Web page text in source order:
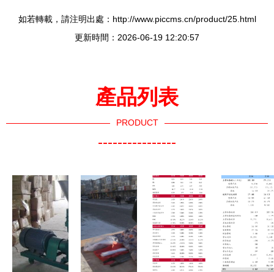
如若轉載，請注明出處：http://www.piccms.cn/product/25.html
更新時間：2026-06-19 12:20:57
產品列表
PRODUCT
----------------